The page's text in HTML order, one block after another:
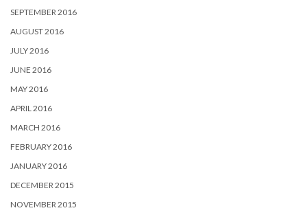
SEPTEMBER 2016
AUGUST 2016
JULY 2016
JUNE 2016
MAY 2016
APRIL 2016
MARCH 2016
FEBRUARY 2016
JANUARY 2016
DECEMBER 2015
NOVEMBER 2015